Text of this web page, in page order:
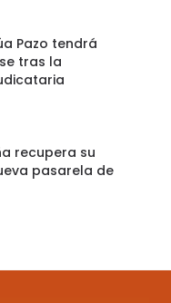
Pazo tendrá
tras la
recupera su
pasarela de